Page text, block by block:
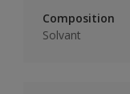
Composition
Solvant